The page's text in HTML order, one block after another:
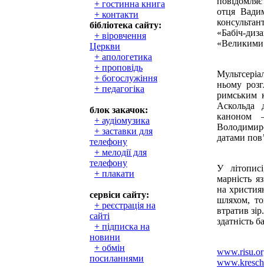
+ гостинна книга
+ контакти
бібліотека сайту:
+ віровчення
Церкви
+ апологетика
+ проповідь
+ богослужіння
+ педагогіка
блок закачок:
+ аудіомузика
+ заставки для
телефону
+ мелодії для
телефону
+ плакати
сервіси сайту:
+ реєстрація на
сайті
+ підписка на
новини
+ обмін
посиланнями
отця
«Бабіч-
ньому
римським
Аскольда
каноном
датами
У
марність
на
шляхом,
втратив
здатність